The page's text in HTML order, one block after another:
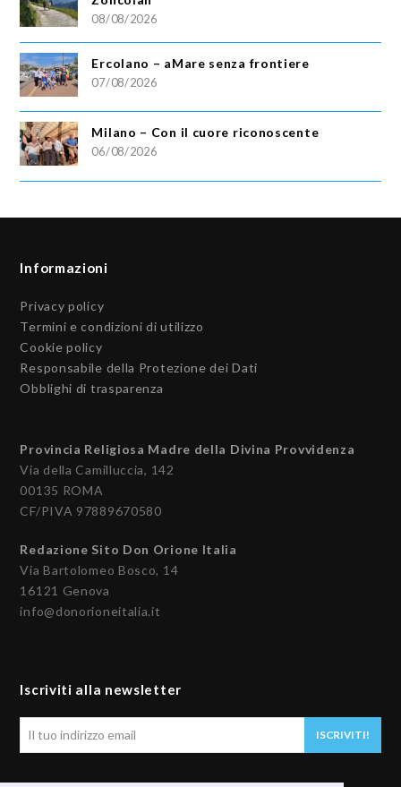
08/08/2026
Ercolano – aMare senza frontiere
07/08/2026
Milano – Con il cuore riconoscente
06/08/2026
Informazioni
Privacy policy
Termini e condizioni di utilizzo
Cookie policy
Responsabile della Protezione dei Dati
Obblighi di trasparenza
Provincia Religiosa Madre della Divina Provvidenza
Via della Camilluccia, 142
00135 ROMA
CF/PIVA 97889670580
Redazione Sito Don Orione Italia
Via Bartolomeo Bosco, 14
16121 Genova
info@donorioneitalia.it
Iscriviti alla newsletter
ISCRIVITI!